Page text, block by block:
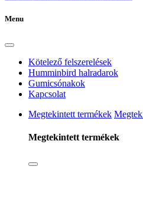
Menu
Kötelező felszerelések
Humminbird halradarok
Gumicsónakok
Kapcsolat
Megtekintett termékek
Megtekintett termékek